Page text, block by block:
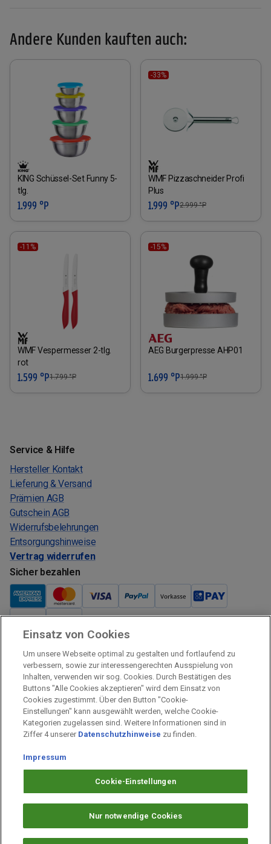
Andere Kunden kauften auch:
KING Schüssel-Set Funny 5-
tlg.
1.999 °P
-33%
WMF Pizzaschneider Profi
Plus
1.999 °P2.999°P
-11%
WMF Vespermesser 2-tlg.
rot
1.599 °P1.799°P
-15%
AEG Burgerpresse AHP01
1.699 °P1.999°P
Service & Hilfe
Hersteller Kontakt
Lieferung & Versand
Prämien AGB
Gutschein AGB
Widerrufsbelehrungen
Entsorgungshinweise
Vertrag widerrufen
Sicher bezahlen
Verkauf und Versand
Kostenloser Versand:
Verkauf und Versand durch:
Verkauf Gutscheine durch:
Sicher einkaufen
Prämien Impressum
Prämien Datenschutz
Cookie-Einstellungen
Einsatz von Cookies
Um unsere Webseite optimal zu gestalten und fortlaufend zu
verbessern, sowie zur interessengerechten Ausspielung von
Inhalten, verwenden wir sog. Cookies. Durch Bestätigen des
Buttons "Alle Cookies akzeptieren" wird dem Einsatz von
Cookies zugestimmt. Über den Button "Cookie-
Einstellungen" kann ausgewählt werden, welche Cookie-
Kategorien zugelassen sind. Weitere Informationen sind in
Ziffer 4 unserer Datenschutzhinweise zu finden.
Impressum
Cookie-Einstellungen
Nur notwendige Cookies